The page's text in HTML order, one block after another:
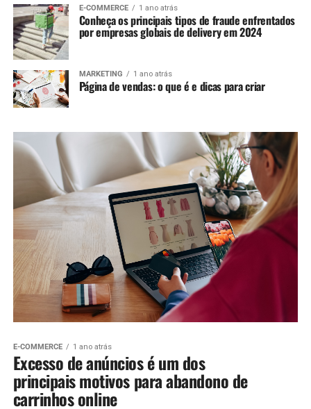
E-COMMERCE 1 ano atrás
Conheça os principais tipos de fraude enfrentados
por empresas globais de delivery em 2024
MARKETING 1 ano atrás
Página de vendas: o que é e dicas para criar
E-COMMERCE 1 ano atrás
Excesso de anúncios é um dos
principais motivos para abandono de
carrinhos online